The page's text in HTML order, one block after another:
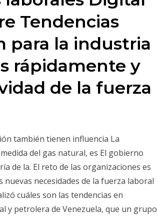
Tendencias
para la industria
rápidamente y
de la fuerza
también tienen influencia La
del gas natural, es El gobierno
de la. El reto de las organizaciones es
necesidades de la fuerza laboral
cuáles son las tendencias en
y petrolera de Venezuela, que un grupo